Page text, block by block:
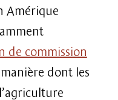
Amérique
de commission
dont les